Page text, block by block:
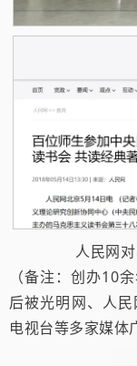
人民网
（备注：创办10
后被光明网、人
电视台等多家媒体